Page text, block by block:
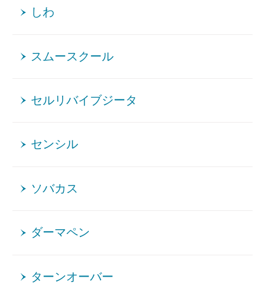
しわ
スムースクール
セルリバイブジータ
センシル
ソバカス
ダーマペン
ターンオーバー